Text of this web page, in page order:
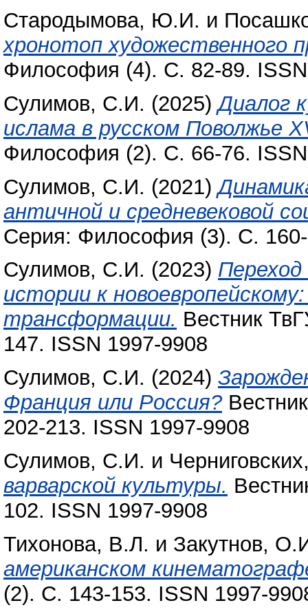
Стародымова, Ю.И. и
хронотоп художественного
Философия (4). С. 82-89.
Сулимов, С.И. (2025)Диалог
ислама в русском Поволжье
Философия (2). С. 66-76.
Сулимов, С.И. (2021)
античной и средневековой
Серия: Философия (3). С.
Сулимов, С.И. (2023)
истории к
трансформации. Вестник
147. ISSN 1997-9908
Сулимов, С.И. (2024)
Франция или Россия?
202-213. ISSN 1997-9908
Сулимов, С.И. и
варварской культуры.
102. ISSN 1997-9908
Тихонова, В.Л. и Закутнов,
американском
(2). С. 143-153. ISSN 1997-